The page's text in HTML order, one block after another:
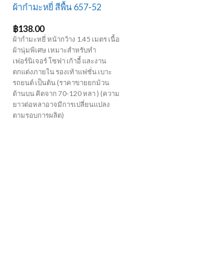
ผ้ากำมะหยี่ สีพื้น 657-52
฿138.00
ผ้ากำมะหยี่ หน้ากว้าง 1.45 เมตร เนื้อ
ผ้านุ่มพิเศษ เหมาะสำหรับทำ
เฟอร์นิเจอร์ โซฟา เก้าอี้ และงาน
ตกแต่งภายใน รองเท้าแฟชั่น เบาะ
รถยนต์ เป็นต้น (ราคาขายยกม้วน
ด้านบน คิดจาก 70-120 หลา ) (ความ
ยาวต่อหลาอาจมีการเปลี่ยนแปลง
ตามรอบการผลิต)